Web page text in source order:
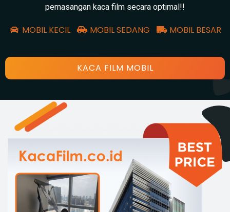
pemasangan kaca film secara optimal!!
MOBIL KECIL MOBIL SEDANG MOBIL BESAR
KACA FILM MOBIL